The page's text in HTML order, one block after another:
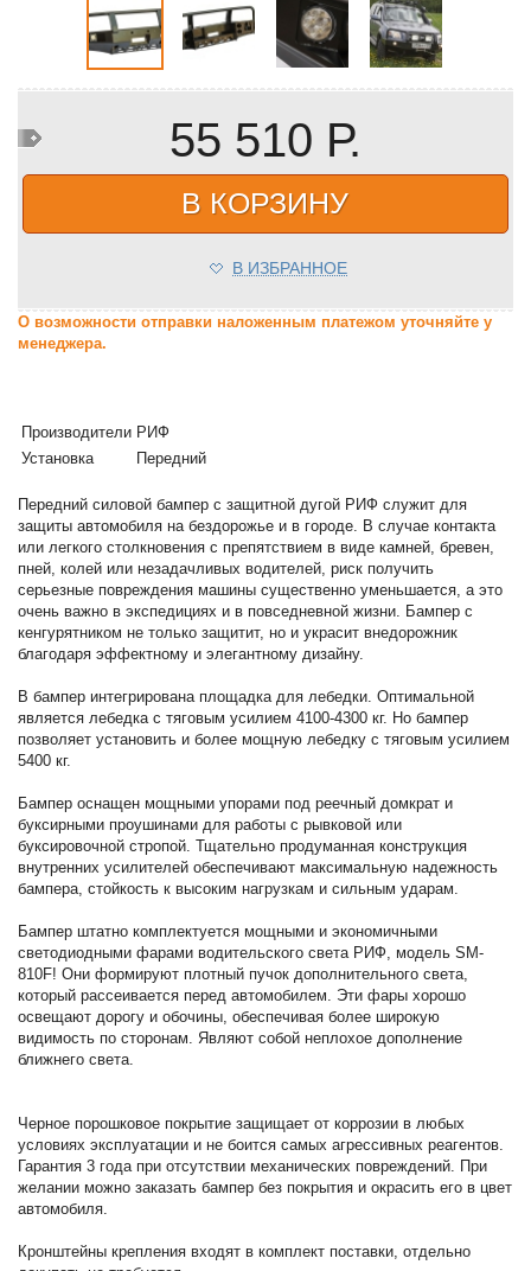
55 510 Р.
В КОРЗИНУ
В ИЗБРАННОЕ
О возможности отправки наложенным платежом уточняйте у
менеджера.
Производители РИФ
Установка
Передний
Передний силовой бампер с защитной дугой РИФ служит для
защиты автомобиля на бездорожье и в городе. В случае контакта
или легкого столкновения с препятствием в виде камней, бревен,
пней, колей или незадачливых водителей, риск получить
серьезные повреждения машины существенно уменьшается, а это
очень важно в экспедициях и в повседневной жизни. Бампер с
кенгурятником не только защитит, но и украсит внедорожник
благодаря эффектному и элегантному дизайну.
В бампер интегрирована площадка для лебедки. Оптимальной
является лебедка с тяговым усилием 4100-4300 кг. Но бампер
позволяет установить и более мощную лебедку с тяговым усилием
5400 кг.
Бампер оснащен мощными упорами под реечный домкрат и
буксирными проушинами для работы с рывковой или
буксировочной стропой. Тщательно продуманная конструкция
внутренних усилителей обеспечивают максимальную надежность
бампера, стойкость к высоким нагрузкам и сильным ударам.
Бампер штатно комплектуется мощными и экономичными
светодиодными фарами водительского света РИФ, модель SM-
810F! Они формируют плотный пучок дополнительного света,
который рассеивается перед автомобилем. Эти фары хорошо
освещают дорогу и обочины, обеспечивая более широкую
видимость по сторонам. Являют собой неплохое дополнение
ближнего света.
Черное порошковое покрытие защищает от коррозии в любых
условиях эксплуатации и не боится самых агрессивных реагентов.
Гарантия 3 года при отсутствии механических повреждений. При
желании можно заказать бампер без покрытия и окрасить его в цвет
автомобиля.
Кронштейны крепления входят в комплект поставки, отдельно